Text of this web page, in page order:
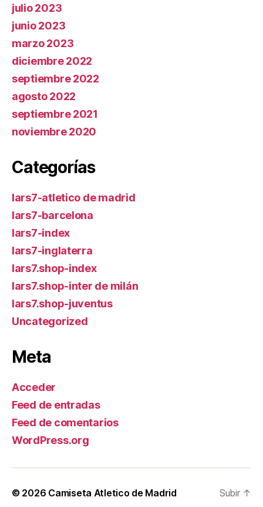
julio 2023
junio 2023
marzo 2023
diciembre 2022
septiembre 2022
agosto 2022
septiembre 2021
noviembre 2020
Categorías
lars7-atletico de madrid
lars7-barcelona
lars7-index
lars7-inglaterra
lars7.shop-index
lars7.shop-inter de milán
lars7.shop-juventus
Uncategorized
Meta
Acceder
Feed de entradas
Feed de comentarios
WordPress.org
© 2026 Camiseta Atletico de Madrid Subir ↑